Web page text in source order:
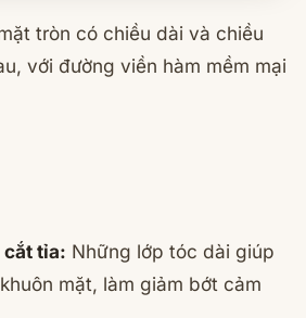
tròn có chiều dài và chiều
với đường viền hàm mềm mại
tỉa: Những lớp tóc dài giúp
mặt, làm giảm bớt cảm